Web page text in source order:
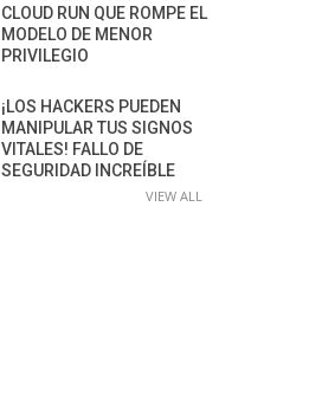
CLOUD RUN QUE ROMPE EL
MODELO DE MENOR
PRIVILEGIO
¡LOS HACKERS PUEDEN
MANIPULAR TUS SIGNOS
VITALES! FALLO DE
SEGURIDAD INCREÍBLE
VIEW ALL